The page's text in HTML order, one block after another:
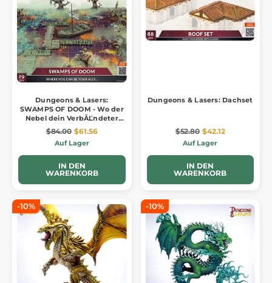
Dungeons & Lasers:
SWAMPS OF DOOM - Wo der
Nebel dein VerbĂĽndeter
sein kann...
$84.00 $61.56
Auf Lager
IN DEN
WARENKORB
Dungeons & Lasers: Dachset
$52.80 $42.12
Auf Lager
IN DEN
WARENKORB
-10% -10%